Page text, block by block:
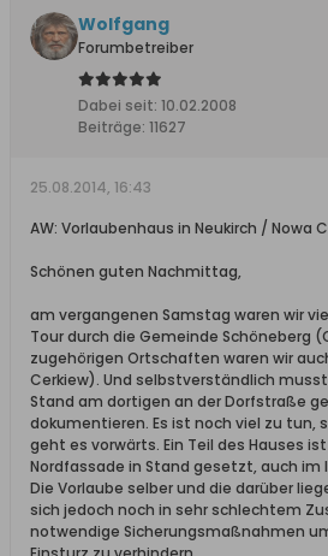
Wolfgang
Forumbetreiber
Dabei seit: 10.02.2008
Beiträge: 11627
25.08.2014, 16:43
AW: Vorlaubenhaus in Neukirch / Nowa
Schönen guten Nachmittag,
am vergangenen Samstag waren wir
Tour durch die Gemeinde Schöneberg
zugehörigen Ortschaften waren wir
Cerkiew). Und selbstverständlich
Stand am dortigen an der Dorfstraße
dokumentieren. Es ist noch viel zu tun,
geht es vorwärts. Ein Teil des Hauses
Nordfassade in Stand gesetzt, auch im
Die Vorlaube selber und die darüber
sich jedoch noch in sehr schlechtem
notwendige Sicherungsmaßnahmen